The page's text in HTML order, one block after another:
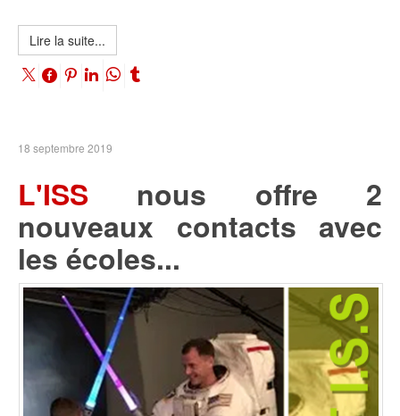
Lire la suite...
18 septembre 2019
L'ISS nous offre 2
nouveaux contacts avec
les écoles...